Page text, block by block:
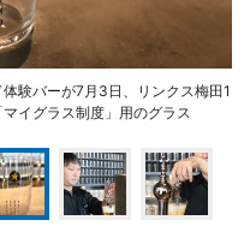
験バーが7月3日、リンクス梅田1
イグラス制度」用のグラス